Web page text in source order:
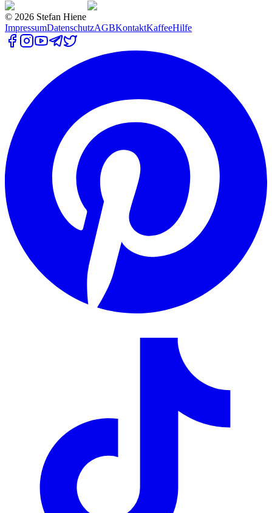
© 2026 Stefan Hiene
ImpressumDatenschutzAGBKontaktKaffeeHilfe